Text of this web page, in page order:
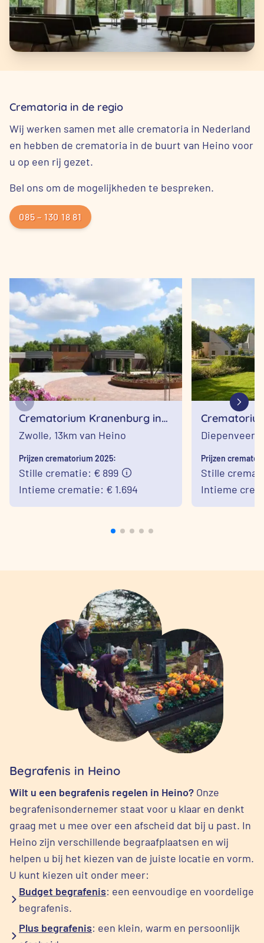
Crematoria in de regio
Wij werken samen met alle crematoria in Nederland
en hebben de crematoria in de buurt van Heino voor
u op een rij gezet.
Bel ons om de mogelijkheden te bespreken.
085 – 130 18 81
Crematorium Kranenburg in
Zwolle
Zwolle, 13km van Heino
Prijzen crematorium 2025:
Stille crematie: € 899
Intieme crematie: € 1.694
Diepenveen
Diepenveen,
Prijzen
Stille
Intieme
Begrafenis in Heino
Wilt u een begrafenis regelen in Heino? Onze
begrafenisondernemer staat voor u klaar en denkt
graag met u mee over een afscheid dat bij u past. In
Heino zijn verschillende begraafplaatsen en wij
helpen u bij het kiezen van de juiste locatie en vorm.
U kunt kiezen uit onder meer:
Budget begrafenis: een eenvoudige en voordelige
begrafenis.
Plus begrafenis: een klein, warm en persoonlijk